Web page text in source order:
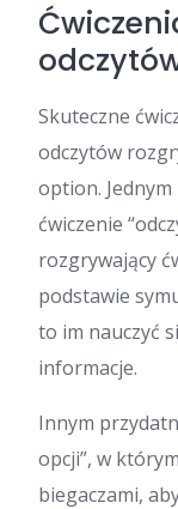
Skuteczne
odczytów
option.
ćwiczenie
rozgrywający
podstawie
to im nauczyć
informacje.
Innym
opcji”, w
biegaczami,